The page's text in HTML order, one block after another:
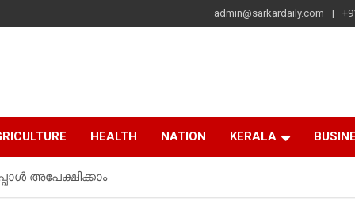
admin@sarkardaily.com
HEALTH NATION KERALA
അപേക്ഷിക്കാം